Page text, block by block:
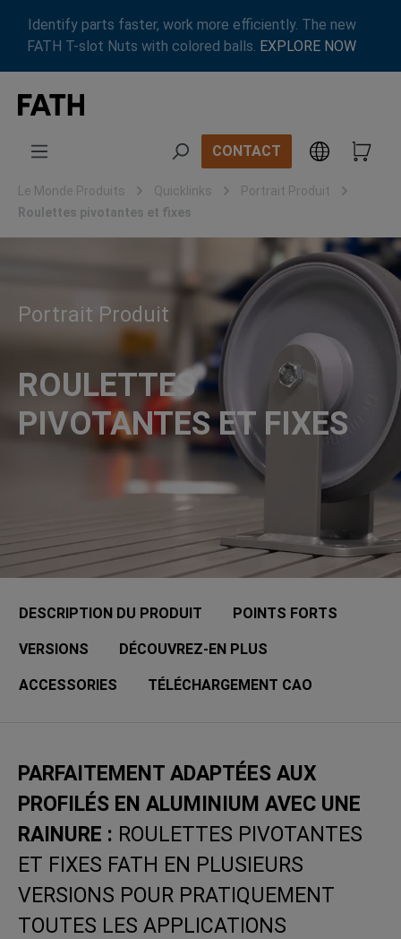
Passer au contenu principal
Identify parts faster, work more efficiently. The new
FATH T-slot Nuts with colored balls. EXPLORE NOW
CONTACT
Le Monde Produits Quicklinks
Portrait Produit
Roulettes pivotantes et fixes
Portrait Produit
ROULETTES
PIVOTANTES ET FIXES
DESCRIPTION DU PRODUIT POINTS FORTS
VERSIONS DÉCOUVREZ-EN PLUS
ACCESSORIES TÉLÉCHARGEMENT CAO
PARFAITEMENT ADAPTÉES AUX
PROFILÉS EN ALUMINIUM AVEC UNE
RAINURE : ROULETTES PIVOTANTES
ET FIXES FATH EN PLUSIEURS
VERSIONS POUR PRATIQUEMENT
TOUTES LES APPLICATIONS